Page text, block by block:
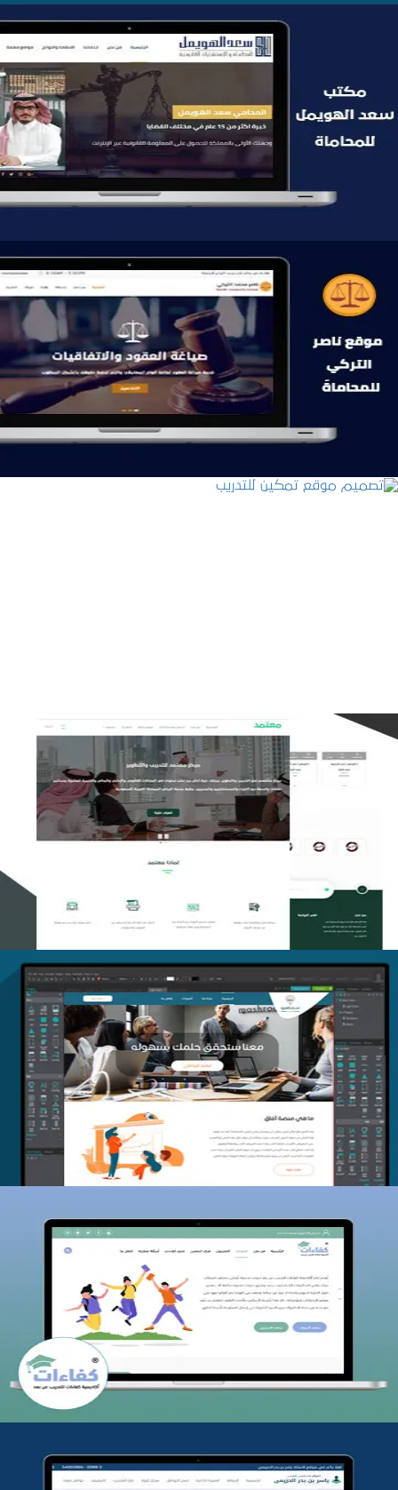
موقع سعد الهويمل للمحاماة
التفاصيل
موقع ناصر التركي للمحاماة
التفاصيل
تصميم منصة معتمد للتدريب
التفاصيل
منصة أفق للتدريب
التفاصيل
كفاءات للتدريب
التفاصيل